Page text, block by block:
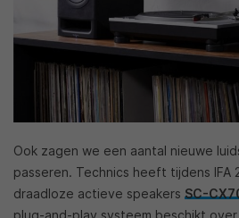
Ook zagen we een aantal nieuwe
passeren. Technics heeft tijdens IFA
draadloze actieve speakers SC-
plug-and-play systeem beschikt over